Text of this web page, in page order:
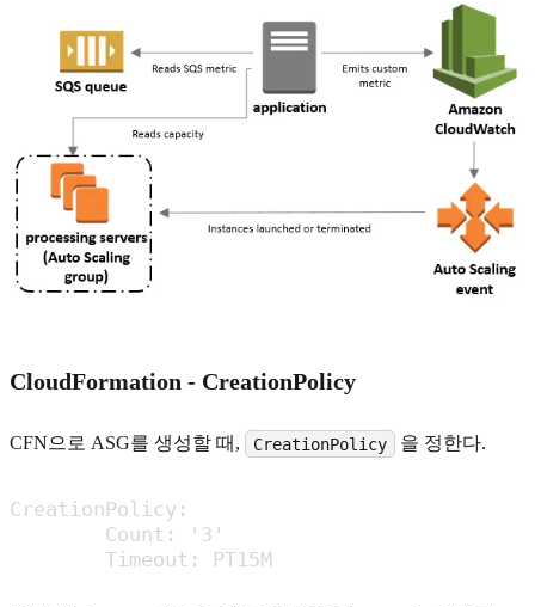
CloudFormation - CreationPolicy
CFN으로 ASG를 생성할 때, CreationPolicy 을 정한다.
CreationPolicy:
	Timeout: PT15M